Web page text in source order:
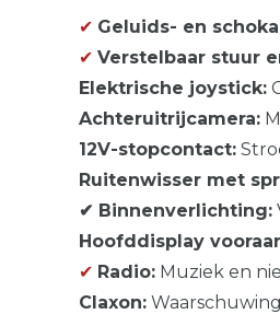
✔ Geluids- en
✔ Verstelbaar stuur
Elektrische joystick:
Achteruitrijcamera:
12V-stopcontact:
Ruitenwisser met
✔ Binnenverlichting:
Hoofddisplay
✔ Radio: Muziek en
Claxon: